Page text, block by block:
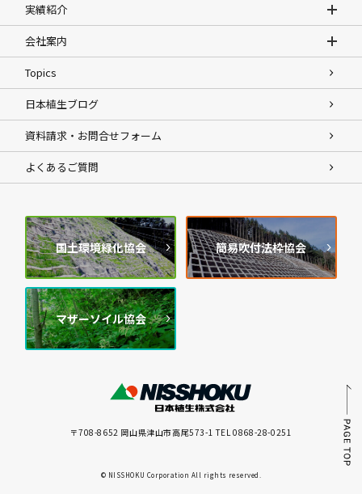
実績紹介
会社案内
Topics
日本植生ブログ
資料請求・お問合せフォーム
よくあるご質問
国土環境緑化協会 簡易吹付法枠協会
マザーソイル協会
〒708-8652 岡山県津山市高尾573-1 TEL 0868-28-0251
© NISSHOKU Corporation All rights reserved.